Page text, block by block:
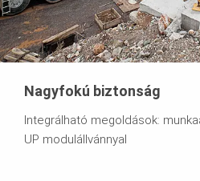
Nagyfokú biztonság
Integrálható megoldások:
UP modulállvánnyal